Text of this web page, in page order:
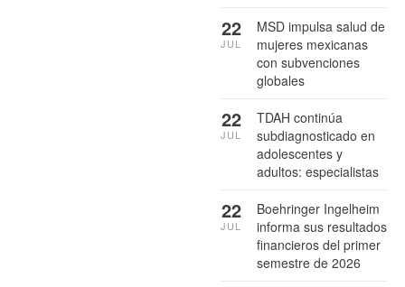
MSD impulsa salud de
mujeres mexicanas
con subvenciones
globales
22
JUL
TDAH continúa
subdiagnosticado en
adolescentes y
adultos: especialistas
22
JUL
Boehringer Ingelheim
informa sus resultados
financieros del primer
semestre de 2026
22
JUL